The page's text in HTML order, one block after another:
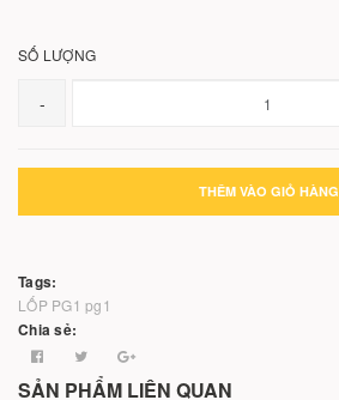
SỐ LƯỢNG
-
THÊM VÀO GIỎ HÀNG
Tags:
LỐP PG1 pg1
Chia sẻ:
SẢN PHẨM LIÊN QUAN